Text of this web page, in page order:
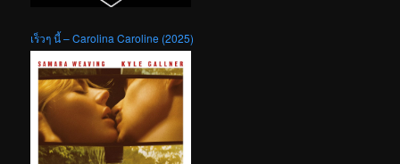
เร็วๆ นี้ – Carolina Caroline (2025)